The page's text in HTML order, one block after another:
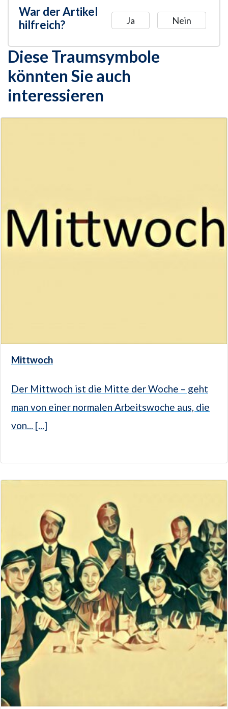
War der Artikel
hilfreich?
Ja Nein
Diese Traumsymbole
könnten Sie auch
interessieren
Mittwoch
Der Mittwoch ist die Mitte der Woche – geht
man von einer normalen Arbeitswoche aus, die
von... [...]